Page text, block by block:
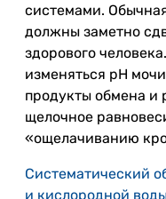
системами.
должны заметно
здорового
изменяться pH
продукты обмена и
щелочное
«ощелачиванию
Систематический
и кислородной